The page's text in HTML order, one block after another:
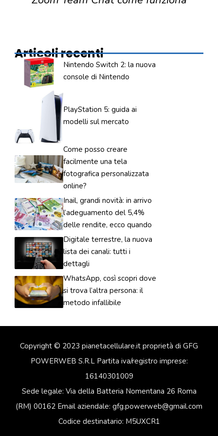
Articoli recenti
Nintendo Switch 2: la nuova
console di Nintendo
PlayStation 5: guida ai
modelli sul mercato
Come posso creare
facilmente una tela
fotografica personalizzata
online?
Inail, grandi novità: in arrivo
l’adeguamento del 5,4%
delle rendite, ecco quando
Digitale terrestre, la nuova
lista dei canali: tutti i
dettagli
WhatsApp, così scopri dove
si trova l’altra persona: il
metodo infallibile
Copyright © 2023 pianetacellulare.it proprietà di GFG
POWERWEB S.R.L Partita iva/registro imprese:
16140301009
Sede legale: Via della Batteria Nomentana 26 Roma
(RM) 00162 Email aziendale: gfg.powerweb@gmail.com
Codice destinatario: M5UXCR1